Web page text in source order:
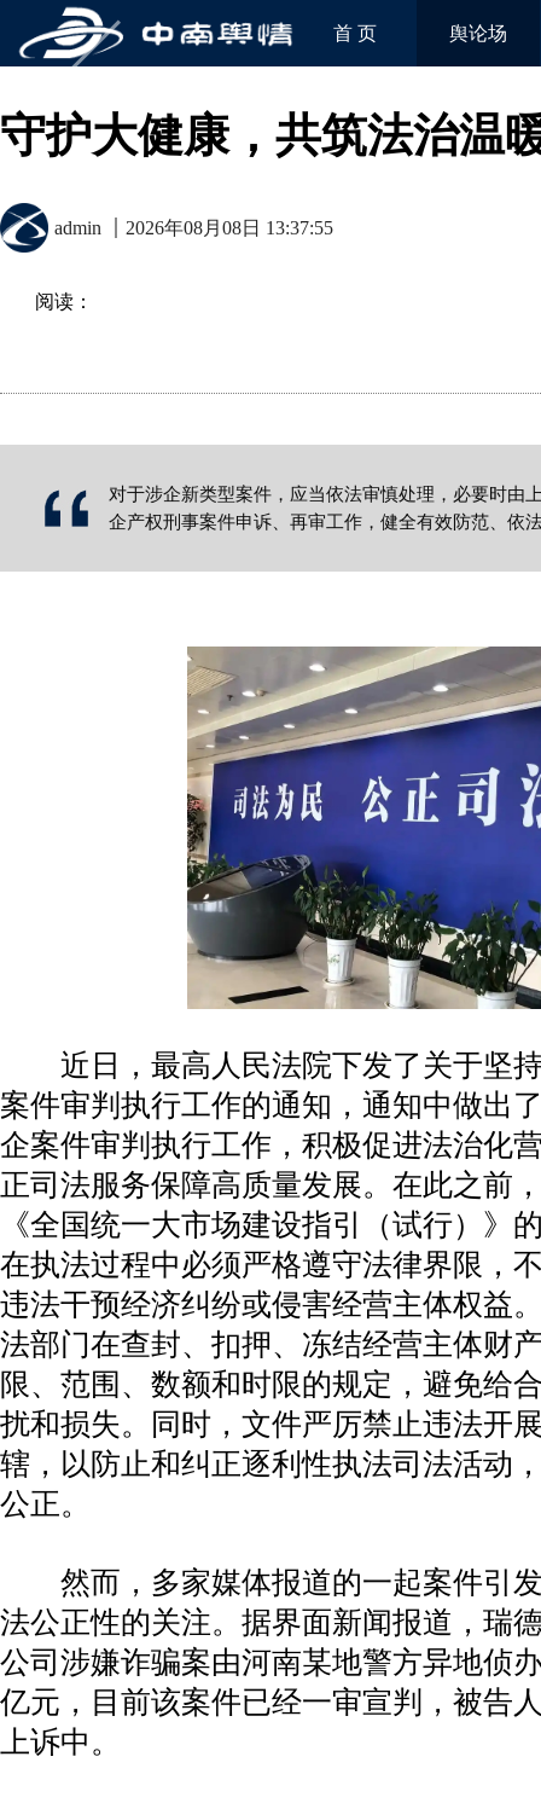
首 页 舆论场
守护大健康，共筑法治温
admin 2026年08月08日 13:37:55
阅读：
对于涉企新类型案件，应当依法审慎处理，必要时由
企产权刑事案件申诉、再审工作，健全有效防范、依
近日，最高人民法院下发了关于坚持
案件审判执行工作的通知，通知中做出
企案件审判执行工作，积极促进法治化
正司法服务保障高质量发展。在此之前
《全国统一大市场建设指引（试行）》
在执法过程中必须严格遵守法律界限，
违法干预经济纠纷或侵害经营主体权益
法部门在查封、扣押、冻结经营主体财
限、范围、数额和时限的规定，避免给
扰和损失。同时，文件严厉禁止违法开
辖，以防止和纠正逐利性执法司法活动
公正。
然而，多家媒体报道的一起案件引发
法公正性的关注。据界面新闻报道，瑞
公司涉嫌诈骗案由河南某地警方异地侦
亿元，目前该案件已经一审宣判，被告
上诉中。